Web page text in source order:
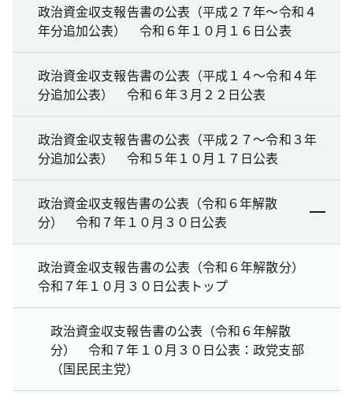
政治資金収支報告書の公表（平成２７年～令和４
年分追加公表） 令和６年１０月１６日公表
政治資金収支報告書の公表（平成１４～令和４年
分追加公表） 令和６年３月２２日公表
政治資金収支報告書の公表（平成２７～令和３年
分追加公表） 令和５年１０月１７日公表
政治資金収支報告書の公表（令和６年解散
分） 令和７年１０月３０日公表
政治資金収支報告書の公表（令和６年解散分）
令和７年１０月３０日公表トップ
政治資金収支報告書の公表（令和６年解散
分） 令和７年１０月３０日公表：政党支部
（国民民主党）